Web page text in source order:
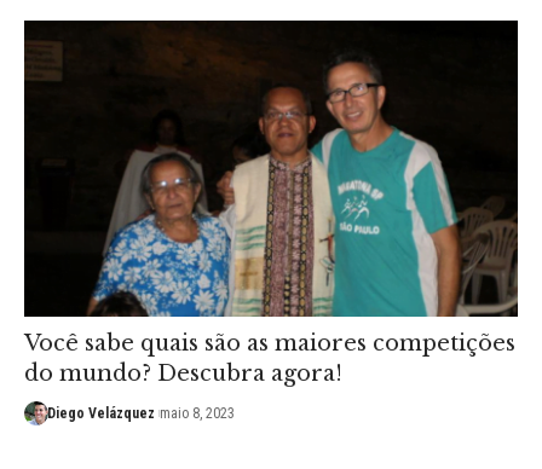
Você sabe quais são as maiores competições
do mundo? Descubra agora!
Diego Velázquez maio 8, 2023